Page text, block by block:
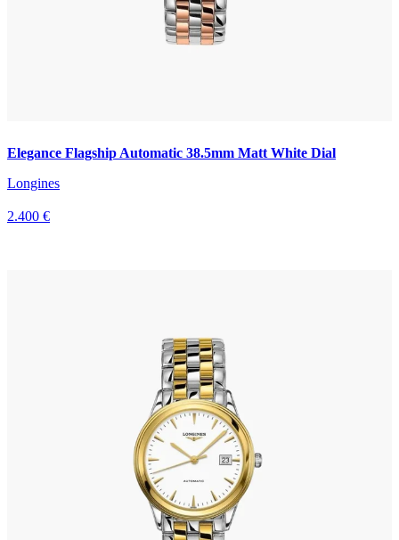
Elegance Flagship Automatic 38.5mm Matt White Dial
Longines
2.400 €